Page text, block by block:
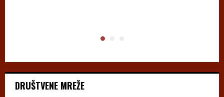
DRUŠTVENE MREŽE